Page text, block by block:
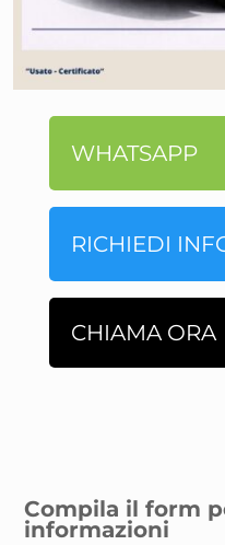
WHATSAPP
RICHIEDI
CHIAMA ORA
Compila il form
informazioni